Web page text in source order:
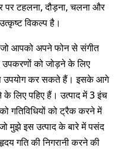
टहलना, दौड़ना, चलना और
विकल्प है।
आपको अपने फोन से संगीत
को जोड़ने के लिए
उपयोग कर सकते हैं। इसके आगे
लिए पहिए हैं। उत्पाद में 3 इंच
गतिविधियों को ट्रैक करने में
मुझे इस उत्पाद के बारे में पसंद
गति की निगरानी करने की